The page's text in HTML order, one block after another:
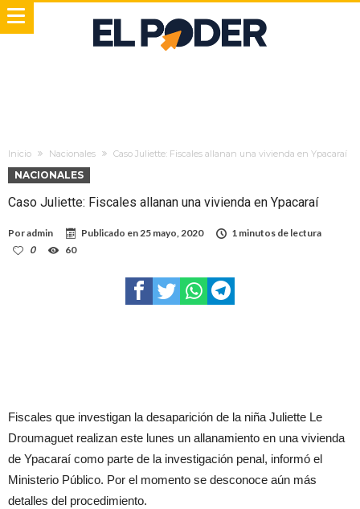
Inicio Nacionales Caso Juliette: Fiscales allanan una vivienda en Ypacaraí
NACIONALES
Caso Juliette: Fiscales allanan una vivienda en Ypacaraí
Poradmin Publicado en25 mayo, 2020
1 minutos de lectura
0
60
Fiscales que investigan la desaparición de la niña Juliette Le
Droumaguet realizan este lunes un allanamiento en una vivienda
de Ypacaraí como parte de la investigación penal, informó el
Ministerio Público. Por el momento se desconoce aún más
detalles del procedimiento.